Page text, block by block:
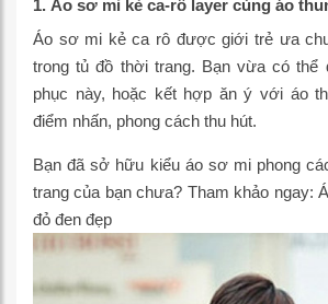
1. Áo sơ mi kẻ ca-rô layer cùng áo
Áo sơ mi kẻ ca rô được giới trẻ ưa
trong tủ đồ thời trang. Bạn vừa có thể
phục này, hoặc kết hợp ăn ý với áo
điểm nhấn, phong cách thu hút.
Bạn đã sở hữu kiểu áo sơ mi phong
trang của bạn chưa? Tham khảo ngay:
đỏ đen đẹp